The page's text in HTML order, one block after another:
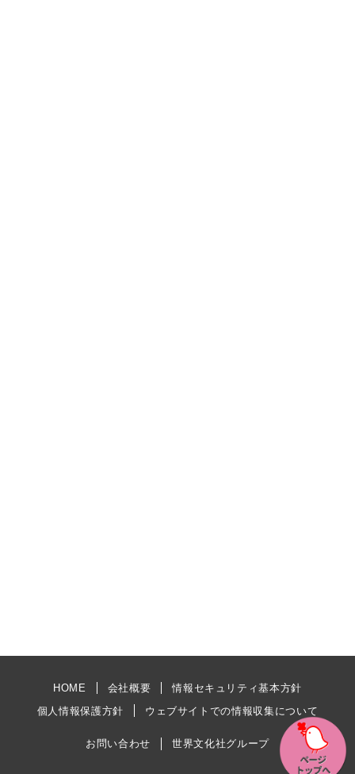
HOME 会社概要
情報セキュリティ基本方針
個人情報保護方針
ウェブサイトでの情報収集について
お問い合わせ 世界文化社グループ